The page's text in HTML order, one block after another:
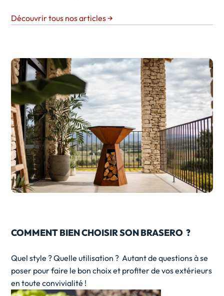
Découvrir tous nos articles→
COMMENT BIEN CHOISIR SON BRASERO ?
Quel style ? Quelle utilisation ? Autant de questions à se
poser pour faire le bon choix et profiter de vos extérieurs
en toute convivialité !